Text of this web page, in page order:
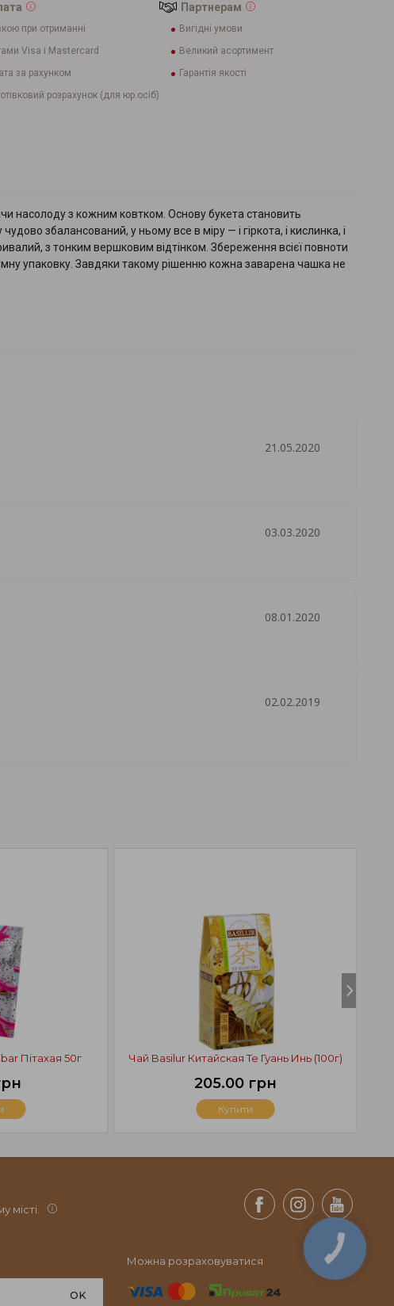
при отриманні
Visa і Mastercard
за рахунком
розрахунок (для юр.осіб)
Партнерам
Вигідні умови
Великий асортимент
Гарантія якості
насолоду з кожним ковтком. Основу букета становить
збалансований, у ньому все в міру — і гіркота, і кислинка, і
з тонким вершковим відтінком. Збереження всієї повноти
упаковку. Завдяки такому рішенню кожна заварена чашка не
21.05.2020
03.03.2020
08.01.2020
02.02.2019
Чай Basilur Китайская Те Гуань Инь (100г)
205.00 грн
Купити
Пітахая 50г
місті.
OK
Можна розраховуватися
КНОПКА
СВЯЗИ